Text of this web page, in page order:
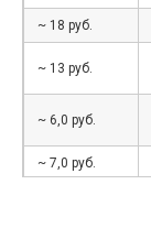
~ 18 руб.
~ 13 руб.
~ 6,0 руб.
~ 7,0 руб.